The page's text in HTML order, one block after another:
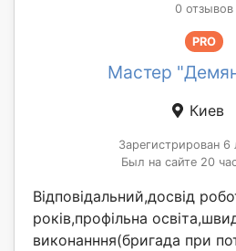
0 отзывов
PRO
Мастер
Киев
Зарегистрирован 6
Был на сайте 20
Відповідальний,досвід
років,профільна
виконанння(бригада при